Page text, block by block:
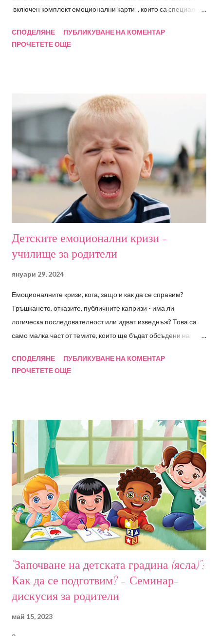
включен комплект емоционални карти , които са специално
сътрудничество с Фондация "Децата на бъдещето" сме
провеждали множество обучения за специалисти вече
научно разбиране); Произход и развитие на емоциите;
Емоции, чувства и емоционални състояния - Психология на
емоциите – неврологични аспекти - Етапи на развитие на
емоциите - Компетентност и интелигентност – прилики и
разлики; Емоционална компетентност; Ключови умения
според Каролин Саарни; Емоционалните компетенции като
предпоставка за социални такива - Емоциите като част от
детското ежедневие; Детските емоционални кризи - Е...
СПОДЕЛЯНЕ
ПУБЛИКУВАНЕ НА КОМЕНТАР
ПРОЧЕТЕТЕ ОЩЕ
Детските емоционални кризи -
училище за родители
януари 29, 2024
Емоционалните кризи, кога, защо и как да се справим?
Тръшкането, отказите, публичните капризи - има ли
логическа последователност или идват изведнъж? Това са
само малка част от темите, които ще бъдат обсъдени на
зададете и въпросите, които вас най-много вълнуват.
Събитието е подходящо за родители на деца от 0 до 7
психолог с основна дейност превенция и интервенция на
емоционални и поведенчески отклонения, управител и
психолог в РадостИ. Дипломиран психолог в Университет
Бремен (Германия). И Не на последно място майка на две
деца. Очаквам ви в петък 09.02.2024. от 09:30ч. Такса за
участие 40лв . Семинарът ще се проведе в платформата
Zoom. Всички записали се ще получат линк и код за достъп.
Запис от събитието ще бъде на разположение на
участниците в срок от 10 дни. Всеки уч...
СПОДЕЛЯНЕ
ПУБЛИКУВАНЕ НА КОМЕНТАР
ПРОЧЕТЕТЕ ОЩЕ
"Започване на детската градина (ясла)":
Как да се подготвим? - Семинар-
дискусия за родители
май 15, 2023